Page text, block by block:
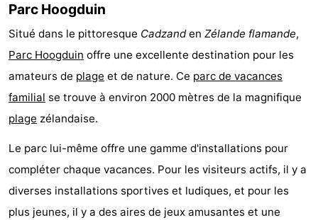
Musées
-
Moulins
-
de
vue
-
Croisières
-
Terrains
Parc Hoogduin
Situé dans le pittoresque Cadzanden Zélande flamande,
Parc Hoogduin offre une excellente destination pour les
amateurs de plage et de nature. Ce parc de vacances
familial se trouve à environ 2000 mètres de la magnifique
plage zélandaise.
Le parc lui-même offre une gamme d'installations pour
compléter chaque vacances. Pour les visiteurs actifs, il y a
diverses installations sportives et ludiques, et pour les
plus jeunes, il y a des aires de jeux amusantes et une